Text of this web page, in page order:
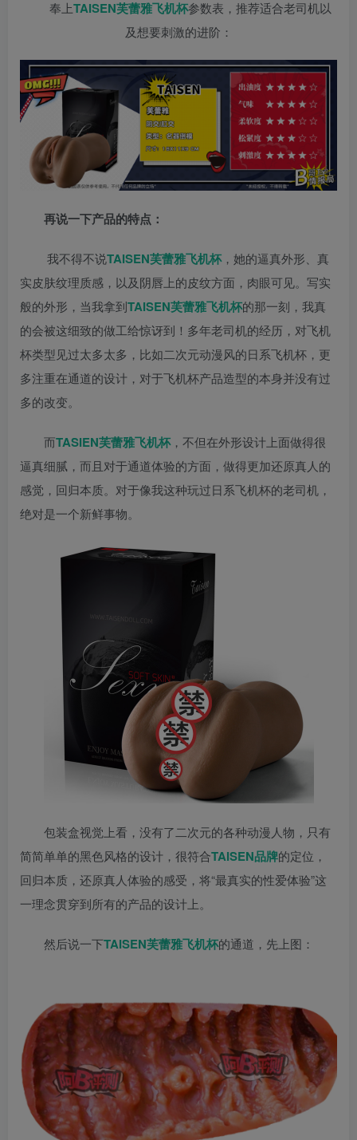
奉上TAISEN芙蕾雅飞机杯参数表，推荐适合老司机以
及想要刺激的进阶：
再说一下产品的特点：
我不得不说TAISEN芙蕾雅飞机杯，她的逼真外形、真
实皮肤纹理质感，以及阴唇上的皮纹方面，肉眼可见。写实
般的外形，当我拿到TAISEN芙蕾雅飞机杯的那一刻，我真
的会被这细致的做工给惊讶到！多年老司机的经历，对飞机
杯类型见过太多太多，比如二次元动漫风的日系飞机杯，更
多注重在通道的设计，对于飞机杯产品造型的本身并没有过
多的改变。
而TASIEN芙蕾雅飞机杯，不但在外形设计上面做得很
逼真细腻，而且对于通道体验的方面，做得更加还原真人的
感觉，回归本质。对于像我这种玩过日系飞机杯的老司机，
绝对是一个新鲜事物。
包装盒视觉上看，没有了二次元的各种动漫人物，只有
简简单单的黑色风格的设计，很符合TAISEN品牌的定位，
回归本质，还原真人体验的感受，将“最真实的性爱体验”这
一理念贯穿到所有的产品的设计上。
然后说一下TAISEN芙蕾雅飞机杯的通道，先上图：